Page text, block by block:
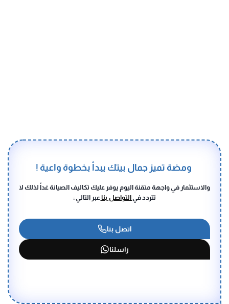
​ ومضة تميز جمال بيتك يبدأ بخطوة واعية !
والاستثمار في واجهة متقنة اليوم يوفر عليك تكاليف الصيانة غداً لذلك لا
تتردد فيالتواصل بناعبر التالي :
اتصل بنا
راسلنا